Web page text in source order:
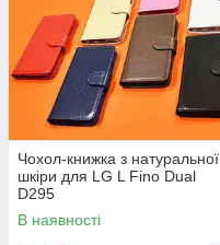
Чохол-книжка з натуральної
шкіри для LG L Fino Dual
D295
В наявності